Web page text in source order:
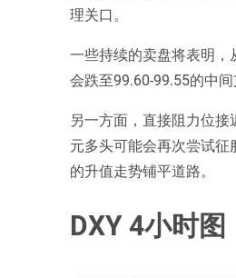
理关口。
一些持续的卖盘将表明
会跌至99.60-99.55的中
另一方面，直接阻力位
元多头可能会再次尝试
的升值走势铺平道路。
DXY 4小时图